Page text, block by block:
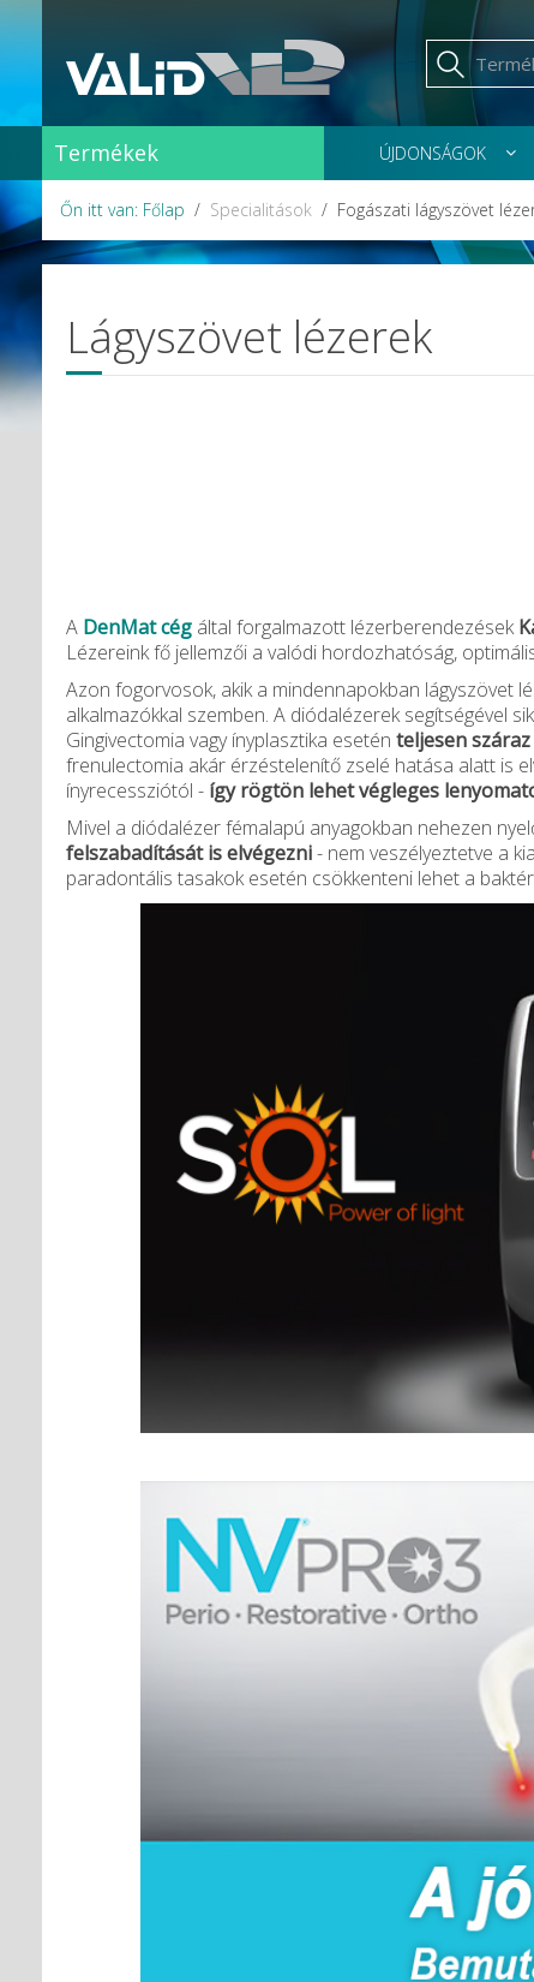
Termékek ÚJDONSÁGOK
Őn itt van: Főlap Specialitások Fogászati lágyszövet
Lágyszövet lézerek
A DenMat cég által forgalmazott lézerberendezések
Lézereink fő jellemzői a valódi hordozhatóság,
Azon fogorvosok, akik a mindennapokban lágyszövet
alkalmazókkal szemben. A diódalézerek segítségével
Gingivectomia vagy ínyplasztika esetén teljesen
frenulectomia akár érzéstelenítő zselé hatása alatt is
ínyrecessziótól - így rögtön lehet végleges
Mivel a diódalézer fémalapú anyagokban nehezen
felszabadítását is elvégezni- nem veszélyeztetve a
paradontális tasakok esetén csökkenteni lehet a